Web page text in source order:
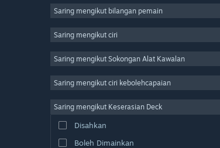
Casual
Simulation
Video Production
Photo Editing
Saring mengikut bilangan pemain
Saring mengikut ciri
Saring mengikut Sokongan Alat Kawalan
Saring mengikut ciri kebolehcapaian
Saring mengikut Keserasian Deck
Disahkan
Boleh Dimainkan